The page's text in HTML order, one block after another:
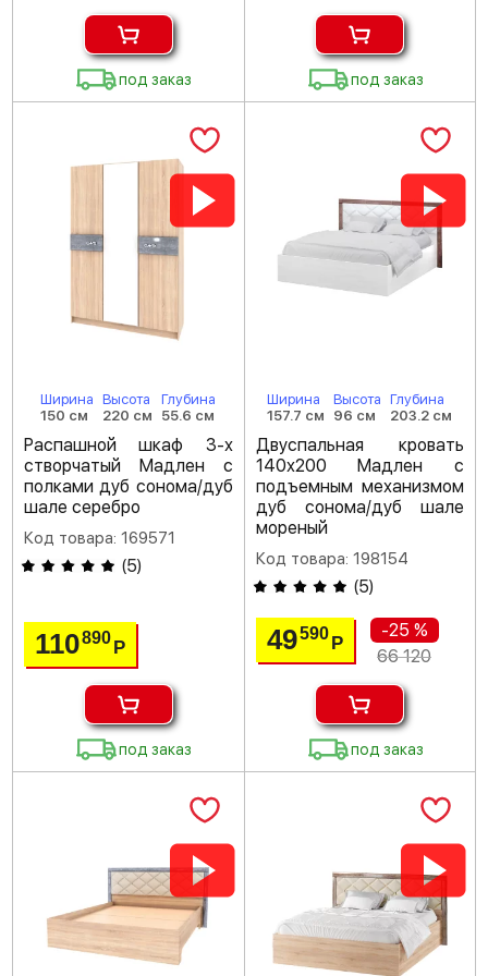
под заказ под заказ
Ширина
150 см
Высота
220 см
Глубина
55.6 см
Распашной шкаф 3-х
створчатый Мадлен с
полками дуб сонома/дуб
шале серебро
Код товара: 169571
(5)
110890Р
под заказ
Ширина
157.7 см
Высота
96 см
Глубина
203.2 см
Двуспальная кровать
140х200 Мадлен с
подъемным механизмом
дуб сонома/дуб шале
мореный
Код товара: 198154
(5)
49590 Р
-25 %
66 120
под заказ